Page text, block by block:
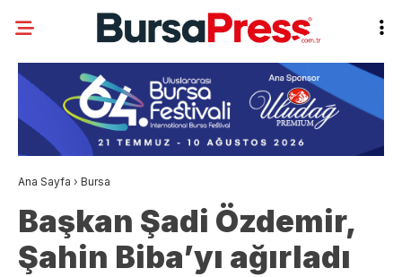
Ana Sayfa › Bursa
Başkan Şadi Özdemir,
Şahin Biba’yı ağırladı